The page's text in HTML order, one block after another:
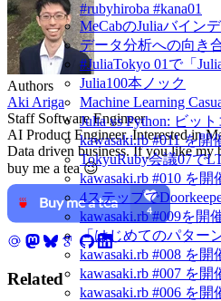
#rubyhiroba #kana01
MeCabのJuliaバイン
データ分析への向き
#JuliaTokyo 01で「
Julia100本ノック
Machine Learning
Julia vs Python: ビッ
kawasaki.rb #011 を
TokyuRuby会議07で
kawasaki.rb #010 を
4ステップで
kawasaki.rb #009を開
「はじめてのパター
kawasaki.rb #008 を
kawasaki.rb #007 を
kawasaki.rb #006 を
Authors
Aki Ariga
Staff Software Engineer
AI Product Engineer. Interested in
Data driven business. If you like my
buy me a tea 😉
Related